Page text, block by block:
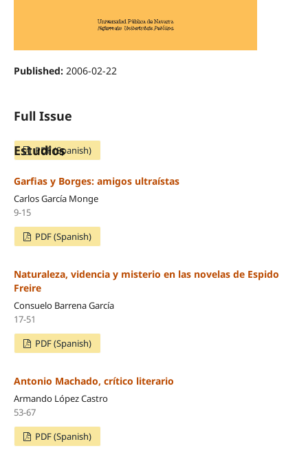
Published: 2006-02-22
Full Issue
PDF (Spanish)
Estudios
Garfias y Borges: amigos ultraístas
Carlos García Monge
9-15
PDF (Spanish)
Naturaleza, videncia y misterio en las novelas de Espido
Freire
Consuelo Barrena García
17-51
PDF (Spanish)
Antonio Machado, crítico literario
Armando López Castro
53-67
PDF (Spanish)